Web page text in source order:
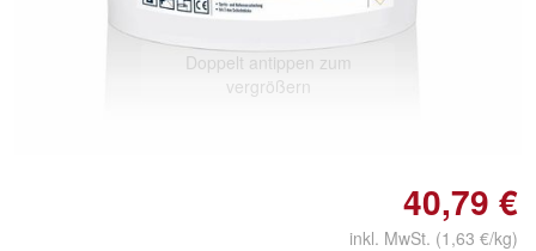
Doppelt antippen zum
vergrößern
40,79 €
inkl. MwSt. (1,63 €/kg)